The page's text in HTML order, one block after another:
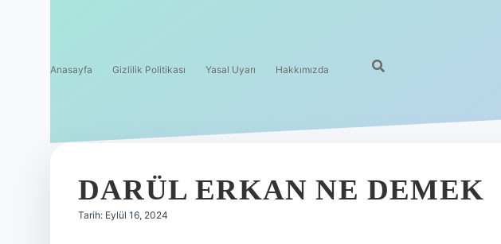
Anasayfa Gizlilik Politikası Yasal Uyarı Hakkımızda
DARÜL ERKAN NE DEMEK
Tarih: Eylül 16, 2024